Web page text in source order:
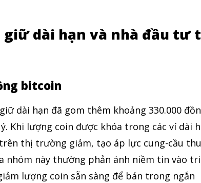
dài hạn và nhà đầu tư
bitcoin
dài hạn đã gom thêm khoảng 330.000
Khi lượng coin được khóa trong các ví dài
thị trường giảm, tạo áp lực cung-cầu
nhóm này thường phản ánh niềm tin vào
lượng coin sẵn sàng để bán trong ngắn